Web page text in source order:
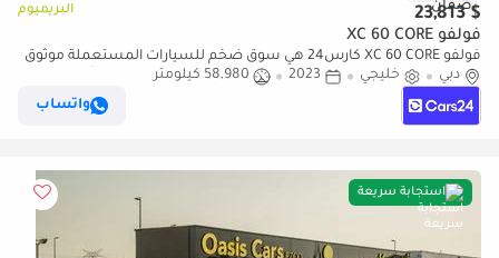
$ 23,813 البريميوم
فولفو XC 60 CORE
فولفو XC 60 CORE كارس24 هي سوق ضخم للسيارات المستعملة موثوق
ومضمون ٪كارس24 هي سوق ضخم للسيارات المستعملة موثوق
دبي خليجي 2023
58,980 كيلومتر
واتساب
استجابة سريعة